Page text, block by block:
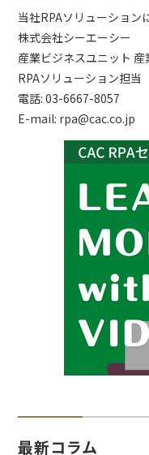
当社RPAソリューション
株式会社シーエーシー
産業ビジネスユニット
RPAソリューション担当
電話: 03-6667-8057
E-mail: rpa@cac.co.jp
最新コラム